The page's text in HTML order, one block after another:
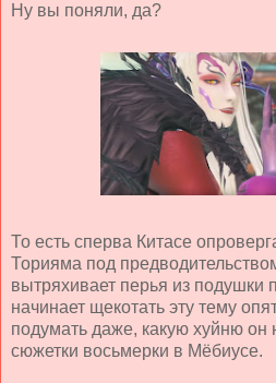
Ну вы поняли, да?
То есть сперва Китасе
Торияма под
вытряхивает перья из подушки
начинает щекотать эту тему
подумать даже, какую хуйню он
сюжетки восьмерки в Мёбиусе.